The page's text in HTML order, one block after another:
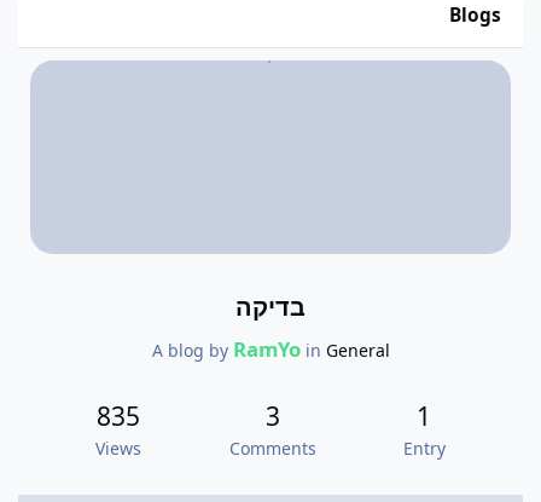
Blogs
בדיקה
A blog by RamYoin General
1
Entry
3
Comments
835
Views